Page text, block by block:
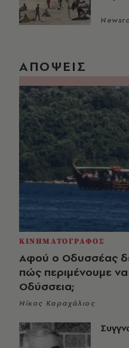
ΑΠΟΨΕΙΣ
ΚΙΝΗΜΑΤΟΓΡΑΦΟΣ
Αφού ο Οδυσσέας
πώς περιμένουμε να
Οδύσσεια;
Νίκος Καραχάλιος